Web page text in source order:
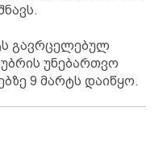
გავრცელებულ
უნებართვო
9 მარტს დაიწყო.